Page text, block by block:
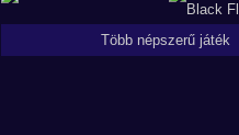
Több népszerű játék